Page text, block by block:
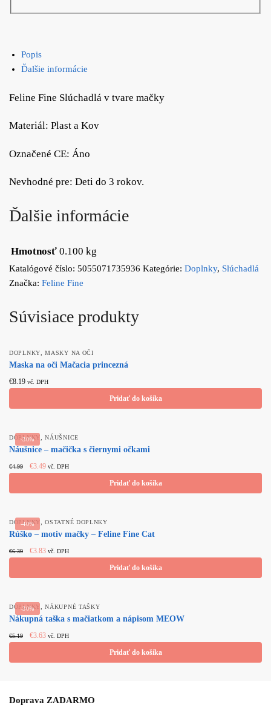
Popis
Ďalšie informácie
Feline Fine Slúchadlá v tvare mačky
Materiál: Plast a Kov
Označené CE: Áno
Nevhodné pre: Deti do 3 rokov.
Ďalšie informácie
Hmotnosť 0.100 kg
Katalógové číslo: 5055071735936 Kategórie: Doplnky, Slúchadlá
Značka: Feline Fine
Súvisiace produkty
DOPLNKY ,MASKY NA OČI
Maska na oči Mačacia princezná
€8.19 vč. DPH
Pridať do košíka
-30%
DOPLNKY ,NÁUŠNICE
Náušnice – mačička s čiernymi očkami
€4.99
Original
price
€3.49Current
price
vč. DPH
Pridať do košíka
-40%
DOPLNKY ,OSTATNÉ DOPLNKY
Rúško – motiv mačky – Feline Fine Cat
€6.39
Original
price
€3.83 Current
price
vč. DPH
Pridať do košíka
-30%
DOPLNKY ,NÁKUPNÉ TAŠKY
Nákupná taška s mačiatkom a nápisom MEOW
€5.19
Original
price
€3.63 Current
price
vč. DPH
Pridať do košíka
Doprava ZADARMO